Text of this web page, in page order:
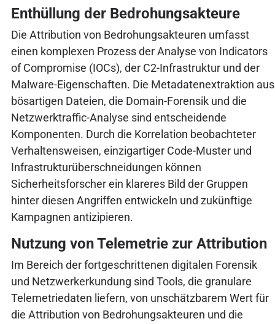
Enthüllung der Bedrohungsakteure
Die Attribution von Bedrohungsakteuren umfasst
einen komplexen Prozess der Analyse von Indicators
of Compromise (IOCs), der C2-Infrastruktur und der
Malware-Eigenschaften. Die Metadatenextraktion aus
bösartigen Dateien, die Domain-Forensik und die
Netzwerktraffic-Analyse sind entscheidende
Komponenten. Durch die Korrelation beobachteter
Verhaltensweisen, einzigartiger Code-Muster und
Infrastrukturüberschneidungen können
Sicherheitsforscher ein klareres Bild der Gruppen
hinter diesen Angriffen entwickeln und zukünftige
Kampagnen antizipieren.
Nutzung von Telemetrie zur Attribution
Im Bereich der fortgeschrittenen digitalen Forensik
und Netzwerkerkundung sind Tools, die granulare
Telemetriedaten liefern, von unschätzbarem Wert für
die Attribution von Bedrohungsakteuren und die